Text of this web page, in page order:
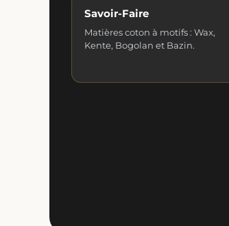
Savoir-Faire
Matières coton à motifs : Wax,
Kente, Bogolan et Bazin.